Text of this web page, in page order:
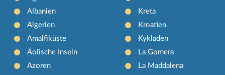
Albanien
Algerien
Amalfiküste
Äolische Inseln
Azoren
Kreta
Kroatien
Kykladen
La Gomera
La Maddalena